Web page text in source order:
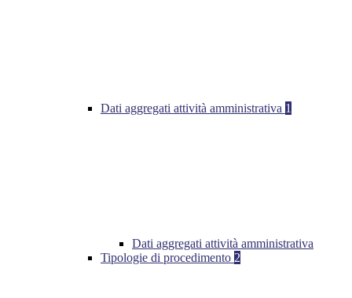
Dati aggregati attività amministrativa 1
Dati aggregati attività amministrativa
Tipologie di procedimento 2